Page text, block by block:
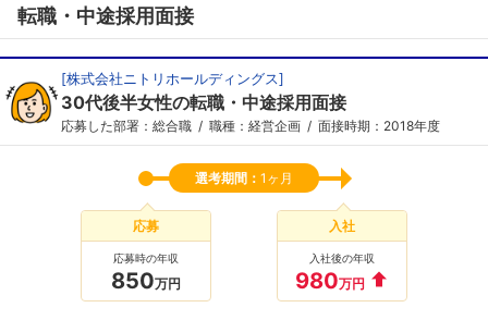
転職・中途採用面接
[株式会社ニトリホールディングス]
30代後半女性の転職・中途採用面接
応募した部署：総合職 職種：経営企画 面接時期：2018年度
選考期間： 1ヶ月
応募
応募時の年収
850万円
入社
入社後の年収
980万円